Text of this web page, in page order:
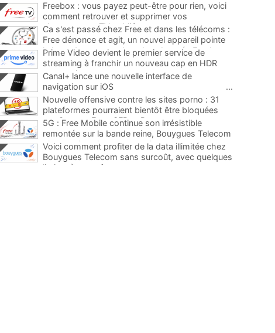
Freebox : vous payez peut-être pour rien, voici
comment retrouver et supprimer vos
abonnements TV oubliés
...
Ca s'est passé chez Free et dans les télécoms :
Free dénonce et agit, un nouvel appareil pointe
le bout de son nez chez des abonnés Freebox...
Prime Video devient le premier service de
streaming à franchir un nouveau cap en HDR
avec ce lancement
Canal+ lance une nouvelle interface de
navigation sur iOS
...
Nouvelle offensive contre les sites porno : 31
plateformes pourraient bientôt être bloquées
par Orange, Free, SFR et Bouygues
5G : Free Mobile continue son irrésistible
remontée sur la bande reine, Bouygues Telecom
plus que jamais sous pression
Voici comment profiter de la data illimitée chez
Bouygues Telecom sans surcoût, avec quelques
limites à connaître